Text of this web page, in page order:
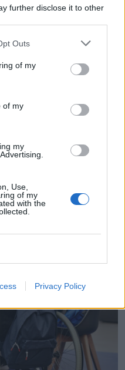
further disclose it to other
Outs
of my
of my
my
Use,
of my
with the
Privacy Policy
pēc bērna kopšanas
Vai slimības lapa būs